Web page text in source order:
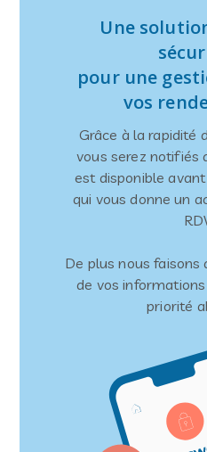
Une
pour une
vos
Grâce à la rapidité
vous serez notifiés
est disponible
qui vous donne un
De plus nous
de vos
priorité